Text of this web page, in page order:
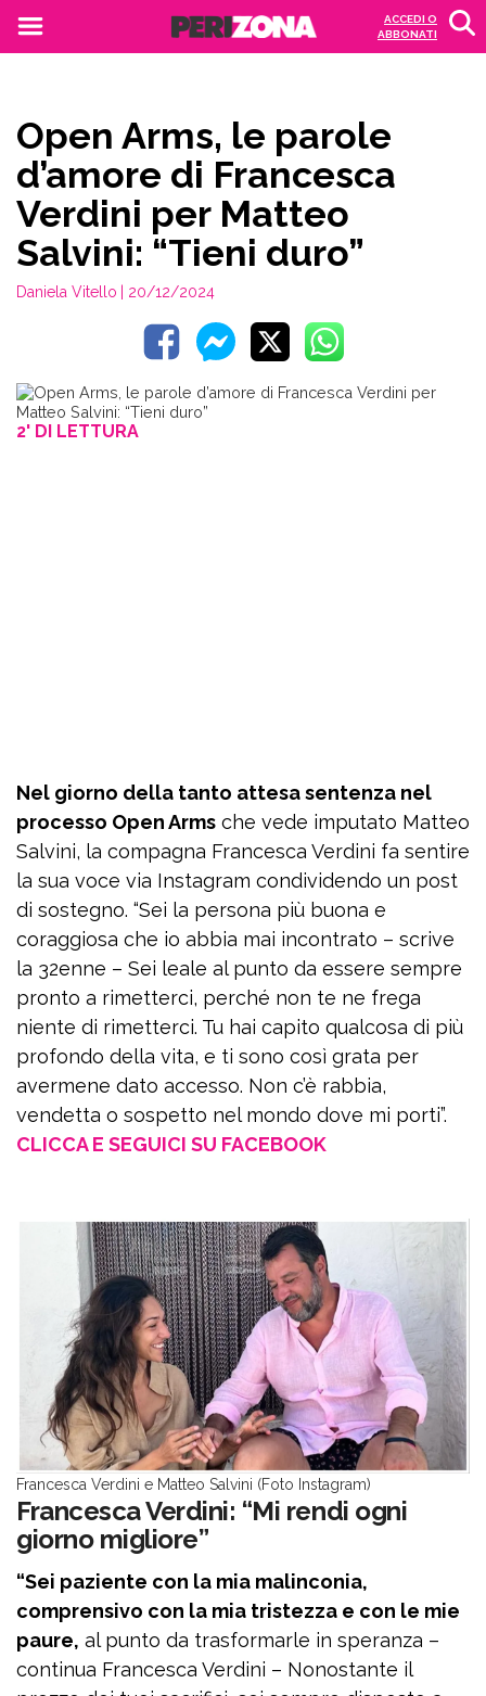
ACCEDI O
ABBONATI
Open Arms, le parole
d’amore di Francesca
Verdini per Matteo
Salvini: “Tieni duro”
Daniela Vitello | 20/12/2024
2' DI LETTURA
Nel giorno della tanto attesa sentenza nel
processo Open Arms che vede imputato Matteo
Salvini, la compagna Francesca Verdini fa sentire
la sua voce via Instagram condividendo un post
di sostegno. “Sei la persona più buona e
coraggiosa che io abbia mai incontrato – scrive
la 32enne – Sei leale al punto da essere sempre
pronto a rimetterci, perché non te ne frega
niente di rimetterci. Tu hai capito qualcosa di più
profondo della vita, e ti sono così grata per
avermene dato accesso. Non c’è rabbia,
vendetta o sospetto nel mondo dove mi porti”.
CLICCA E SEGUICI SU FACEBOOK
Francesca Verdini e Matteo Salvini (Foto Instagram)
Francesca Verdini: “Mi rendi ogni
giorno migliore”
“Sei paziente con la mia malinconia,
comprensivo con la mia tristezza e con le mie
paure, al punto da trasformarle in speranza –
continua Francesca Verdini – Nonostante il